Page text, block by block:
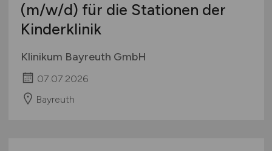
(m/w/d) für die Stationen der
Kinderklinik
Klinikum Bayreuth GmbH
07.07.2026
Bayreuth